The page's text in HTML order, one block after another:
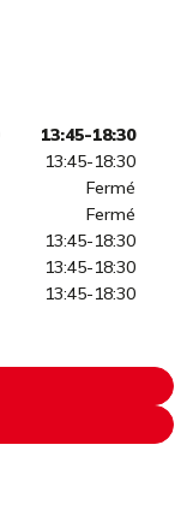
13:45-18:30
13:45-18:30
Fermé
Fermé
13:45-18:30
13:45-18:30
13:45-18:30